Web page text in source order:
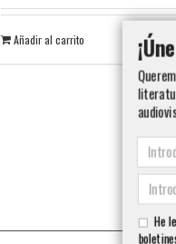
Añadir al carrito
He